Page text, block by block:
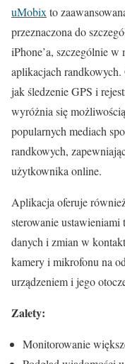
uMobix to
przeznaczona do
iPhone’a, szczególnie w
aplikacjach
jak śledzenie GPS i
wyróżnia się
popularnych mediach
randkowych,
użytkownika online.
Aplikacja oferuje
sterowanie
danych i zmian w
kamery i mikrofonu na
urządzeniem i jego
Zalety:
Monitorowanie